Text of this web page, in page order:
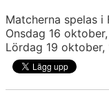
Matcherna spelas i
Onsdag 16
Lördag 19